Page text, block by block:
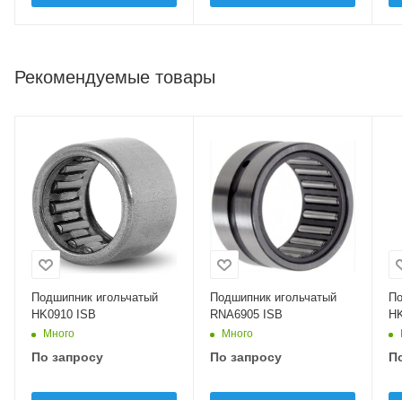
Рекомендуемые товары
Подшипник игольчатый
HK0910 ISB
Много
По запросу
Подшипник игольчатый
RNA6905 ISB
Много
По запросу